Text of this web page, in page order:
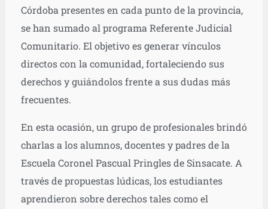
Córdoba presentes en cada punto de la provincia,
se han sumado al programa Referente Judicial
Comunitario. El objetivo es generar vínculos
directos con la comunidad, fortaleciendo sus
derechos y guiándolos frente a sus dudas más
frecuentes.
En esta ocasión, un grupo de profesionales brindó
charlas a los alumnos, docentes y padres de la
Escuela Coronel Pascual Pringles de Sinsacate. A
través de propuestas lúdicas, los estudiantes
aprendieron sobre derechos tales como el